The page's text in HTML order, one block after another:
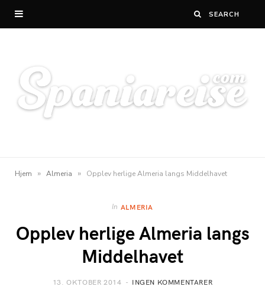
Hjem » Almeria » Opplev herlige Almeria langs Middelhavet
In ALMERIA
Opplev herlige Almeria langs
Middelhavet
13. OKTOBER 2014 INGEN KOMMENTARER